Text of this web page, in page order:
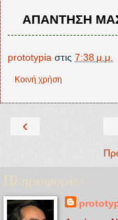
ΑΠΑΝΤΗΣΗ
prototypia στις 7:38 μ.μ.
Κοινή χρήση
‹
Πληροφορίες